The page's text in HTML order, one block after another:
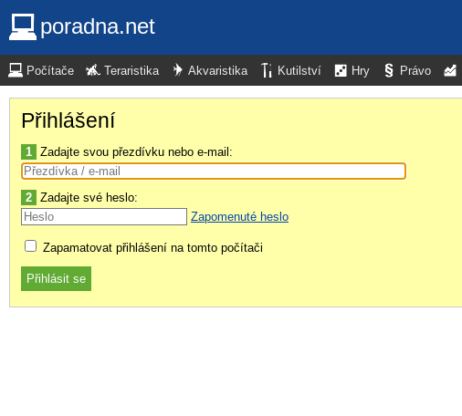
poradna.net
Počítače Teraristika Akvaristika Kutilství Hry Právo
Přihlášení
1 Zadajte svou přezdívku nebo e-mail:
2 Zadajte své heslo:
Zapomenuté heslo
Zapamatovat přihlášení na tomto počítači